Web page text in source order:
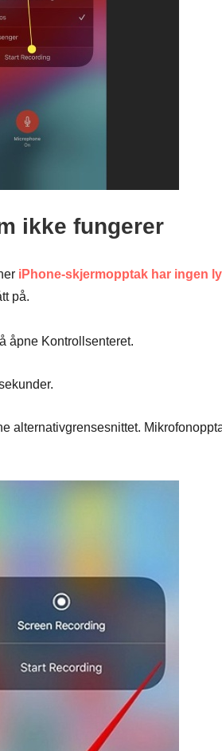
ikke fungerer
iPhone-skjermopptak har ingen
på.
åpne Kontrollsenteret.
alternativgrensesnittet.